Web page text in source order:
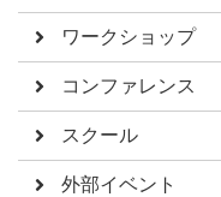
ワークショップ
コンファレンス
スクール
外部イベント